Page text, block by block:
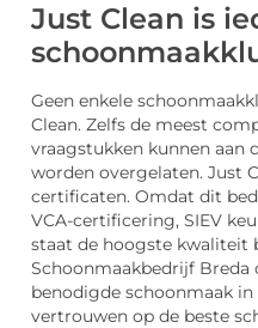
Just Clean is
Geen enkele
Clean. Zelfs de meest
vraagstukken kunnen aan
worden overgelaten. Just
certificaten. Omdat dit
VCA-certificering, SIEV
staat de hoogste kwaliteit
Schoonmaakbedrijf
benodigde schoonmaak
vertrouwen op de beste